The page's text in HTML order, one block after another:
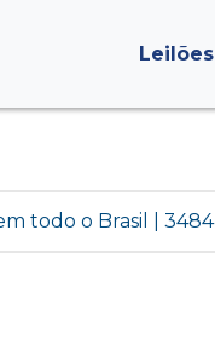
Leilões
todo o Brasil | 3484